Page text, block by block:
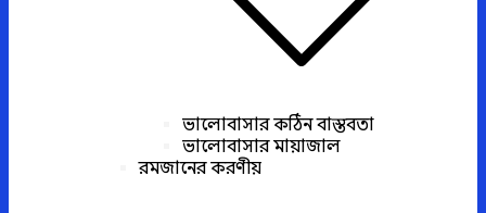
ভালোবাসার কঠিন বাস্তবতা
ভালোবাসার মায়াজাল
রমজানের করণীয়